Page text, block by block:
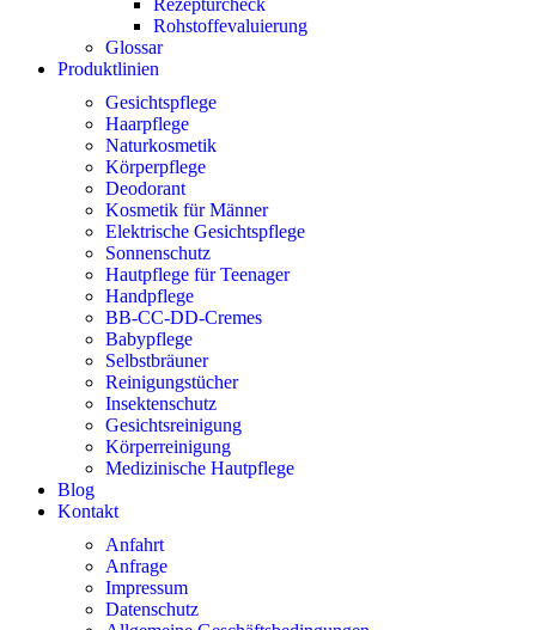
Rezepturcheck
Rohstoffevaluierung
Glossar
Produktlinien
Gesichtspflege
Haarpflege
Naturkosmetik
Körperpflege
Deodorant
Kosmetik für Männer
Elektrische Gesichtspflege
Sonnenschutz
Hautpflege für Teenager
Handpflege
BB-CC-DD-Cremes
Babypflege
Selbstbräuner
Reinigungstücher
Insektenschutz
Gesichtsreinigung
Körperreinigung
Medizinische Hautpflege
Blog
Kontakt
Anfahrt
Anfrage
Impressum
Datenschutz